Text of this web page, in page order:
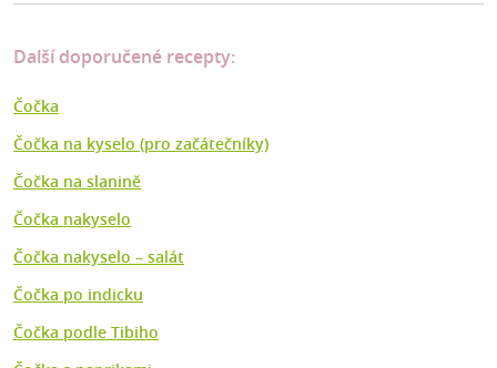
Další doporučené recepty:
Čočka
Čočka na kyselo (pro začátečníky)
Čočka na slanině
Čočka nakyselo
Čočka nakyselo – salát
Čočka po indicku
Čočka podle Tibiho